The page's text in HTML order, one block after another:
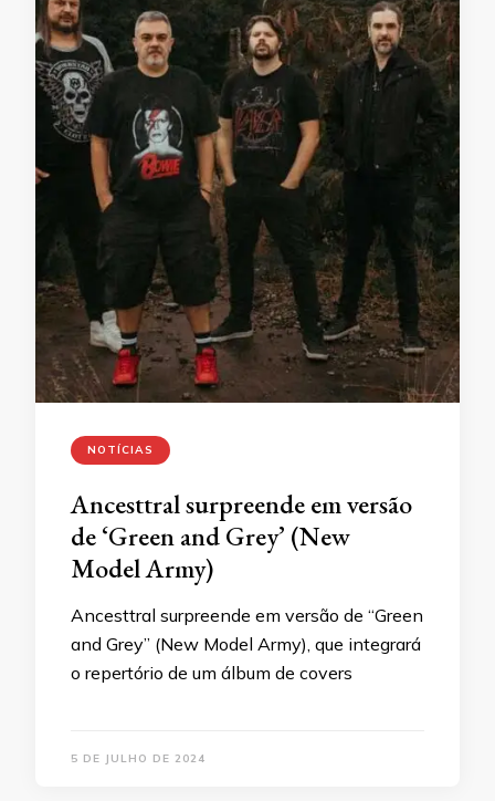
NOTÍCIAS
Ancesttral surpreende em versão
de ‘Green and Grey’ (New
Model Army)
Ancesttral surpreende em versão de “Green
and Grey” (New Model Army), que integrará
o repertório de um álbum de covers
5 DE JULHO DE 2024